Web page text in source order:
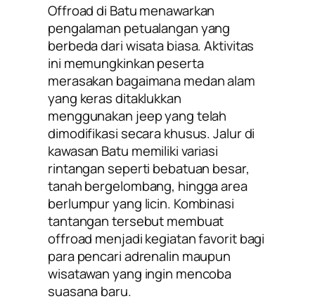
Offroad di Batu menawarkan
pengalaman petualangan yang
berbeda dari wisata biasa. Aktivitas
ini memungkinkan peserta
merasakan bagaimana medan alam
yang keras ditaklukkan
menggunakan jeep yang telah
dimodifikasi secara khusus. Jalur di
kawasan Batu memiliki variasi
rintangan seperti bebatuan besar,
tanah bergelombang, hingga area
berlumpur yang licin. Kombinasi
tantangan tersebut membuat
offroad menjadi kegiatan favorit bagi
para pencari adrenalin maupun
wisatawan yang ingin mencoba
suasana baru.